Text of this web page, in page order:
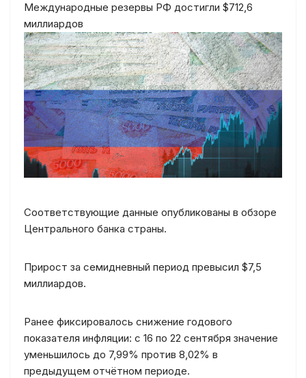
Международные резервы РФ достигли $712,6
миллиардов
Соответствующие данные опубликованы в обзоре
Центрального банка страны.
Прирост за семидневный период превысил $7,5
миллиардов.
Ранее фиксировалось снижение годового
показателя инфляции: с 16 по 22 сентября значение
уменьшилось до 7,99% против 8,02% в
предыдущем отчётном периоде.